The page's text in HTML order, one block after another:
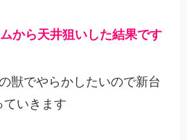
から天井狙いした結果です
獣でやらかしたいので新台
ていきます